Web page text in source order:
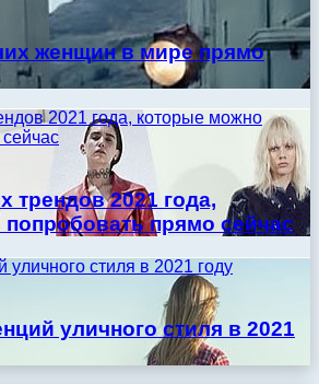
женщин в мире прямо
2021 года, которые можно
трендов 2021 года,
прямо сейчас
стиля в 2021 году
уличного стиля в 2021